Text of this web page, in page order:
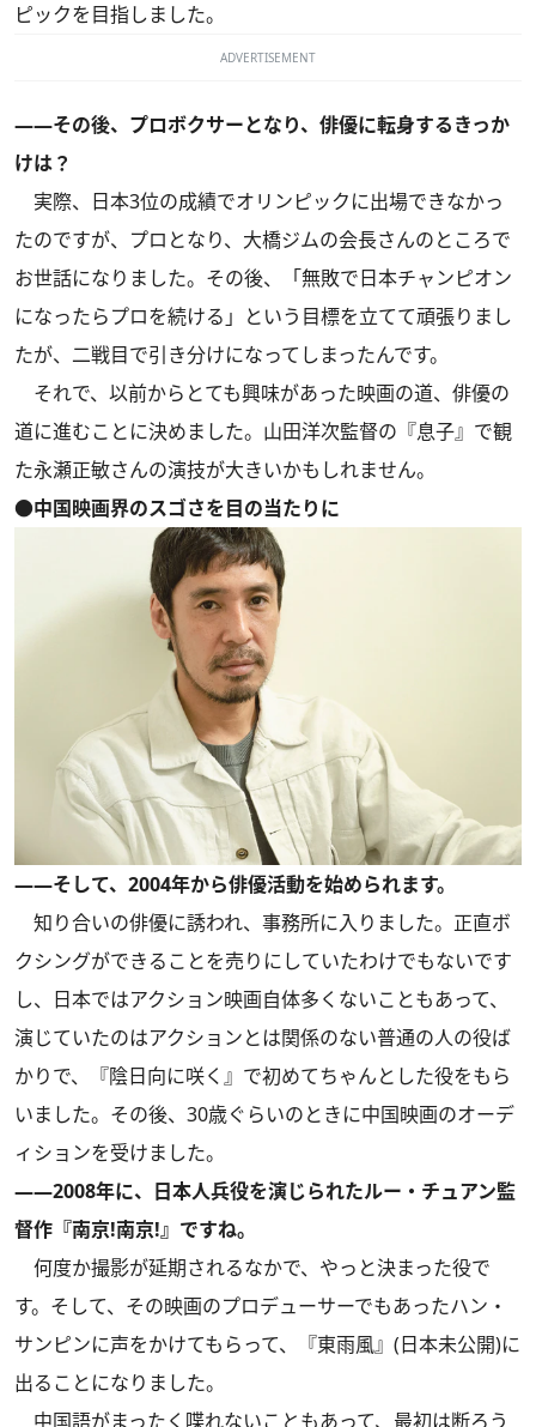
ピックを目指しました。
ADVERTISEMENT
――その後、プロボクサーとなり、俳優に転身するきっか
けは？
実際、日本3位の成績でオリンピックに出場できなかっ
たのですが、プロとなり、大橋ジムの会長さんのところで
お世話になりました。その後、「無敗で日本チャンピオン
になったらプロを続ける」という目標を立てて頑張りまし
たが、二戦目で引き分けになってしまったんです。
それで、以前からとても興味があった映画の道、俳優の
道に進むことに決めました。山田洋次監督の『息子』で観
た永瀬正敏さんの演技が大きいかもしれません。
●中国映画界のスゴさを目の当たりに
――そして、2004年から俳優活動を始められます。
知り合いの俳優に誘われ、事務所に入りました。正直ボ
クシングができることを売りにしていたわけでもないです
し、日本ではアクション映画自体多くないこともあって、
演じていたのはアクションとは関係のない普通の人の役ば
かりで、『陰日向に咲く』で初めてちゃんとした役をもら
いました。その後、30歳ぐらいのときに中国映画のオーデ
ィションを受けました。
――2008年に、日本人兵役を演じられたルー・チュアン監
督作『南京!南京!』ですね。
何度か撮影が延期されるなかで、やっと決まった役で
す。そして、その映画のプロデューサーでもあったハン・
サンピンに声をかけてもらって、『東雨風』(日本未公開)に
出ることになりました。
中国語がまったく喋れないこともあって、最初は断ろう